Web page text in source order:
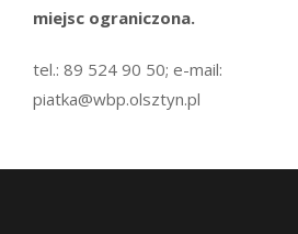
miejsc ograniczona.
tel.: 89 524 90 50; e-mail:
piatka@wbp.olsztyn.pl